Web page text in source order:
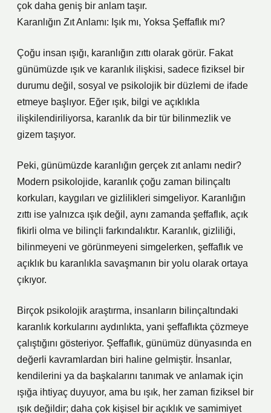
çok daha geniş bir anlam taşır.
Karanlığın Zıt Anlamı: Işık mı, Yoksa Şeffaflık mı?
Çoğu insan ışığı, karanlığın zıttı olarak görür. Fakat
günümüzde ışık ve karanlık ilişkisi, sadece fiziksel bir
durumu değil, sosyal ve psikolojik bir düzlemi de ifade
etmeye başlıyor. Eğer ışık, bilgi ve açıklıkla
ilişkilendiriliyorsa, karanlık da bir tür bilinmezlik ve
gizem taşıyor.
Peki, günümüzde karanlığın gerçek zıt anlamı nedir?
Modern psikolojide, karanlık çoğu zaman bilinçaltı
korkuları, kaygıları ve gizlilikleri simgeliyor. Karanlığın
zıttı ise yalnızca ışık değil, aynı zamanda şeffaflık, açık
fikirli olma ve bilinçli farkındalıktır. Karanlık, gizliliği,
bilinmeyeni ve görünmeyeni simgelerken, şeffaflık ve
açıklık bu karanlıkla savaşmanın bir yolu olarak ortaya
çıkıyor.
Birçok psikolojik araştırma, insanların bilinçaltındaki
karanlık korkularını aydınlıkta, yani şeffaflıkta çözmeye
çalıştığını gösteriyor. Şeffaflık, günümüz dünyasında en
değerli kavramlardan biri haline gelmiştir. İnsanlar,
kendilerini ya da başkalarını tanımak ve anlamak için
ışığa ihtiyaç duyuyor, ama bu ışık, her zaman fiziksel bir
ışık değildir; daha çok kişisel bir açıklık ve samimiyet